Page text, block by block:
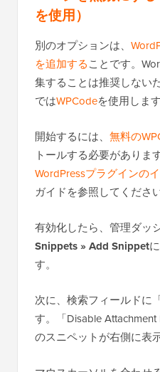
を使用）
別のオプションは、
を追加することです。
集することは推奨しない
ではWPCodeを使用します
開始するには、 無料の
トールする必要がありま
WordPressプラグインの
ガイドを参照してください
有効化したら、管理ダッ
Snippets » Add Snippet
す。
次に、検索フィールドに
す。「Disable
のスニペットが右側に表